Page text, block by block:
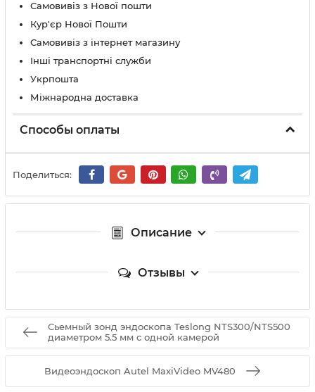
Самовивіз з Нової пошти
Кур'єр Нової Пошти
Самовивіз з інтернет магазину
Інші транспортні служби
Укрпошта
Міжнародна доставка
Способы оплаты
Поделиться:
Описание
Отзывы
Сьемный зонд эндоскопа Teslong NTS300/NTS500
диаметром 5.5 мм с одной камерой
Видеоэндоскоп Autel MaxiVideo MV480